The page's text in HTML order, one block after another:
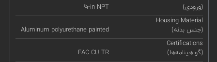
(ورودی)
¾-in NPT
Housing Material
(جنس بدنه)
Aluminum polyurethane painted
Certifications
(گواهینامه‌ها)
EAC CU TR